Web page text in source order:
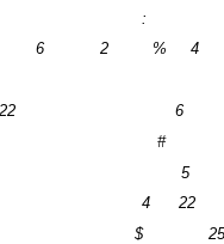
:
6 2 %
4
22
6
#
5
4
22
$